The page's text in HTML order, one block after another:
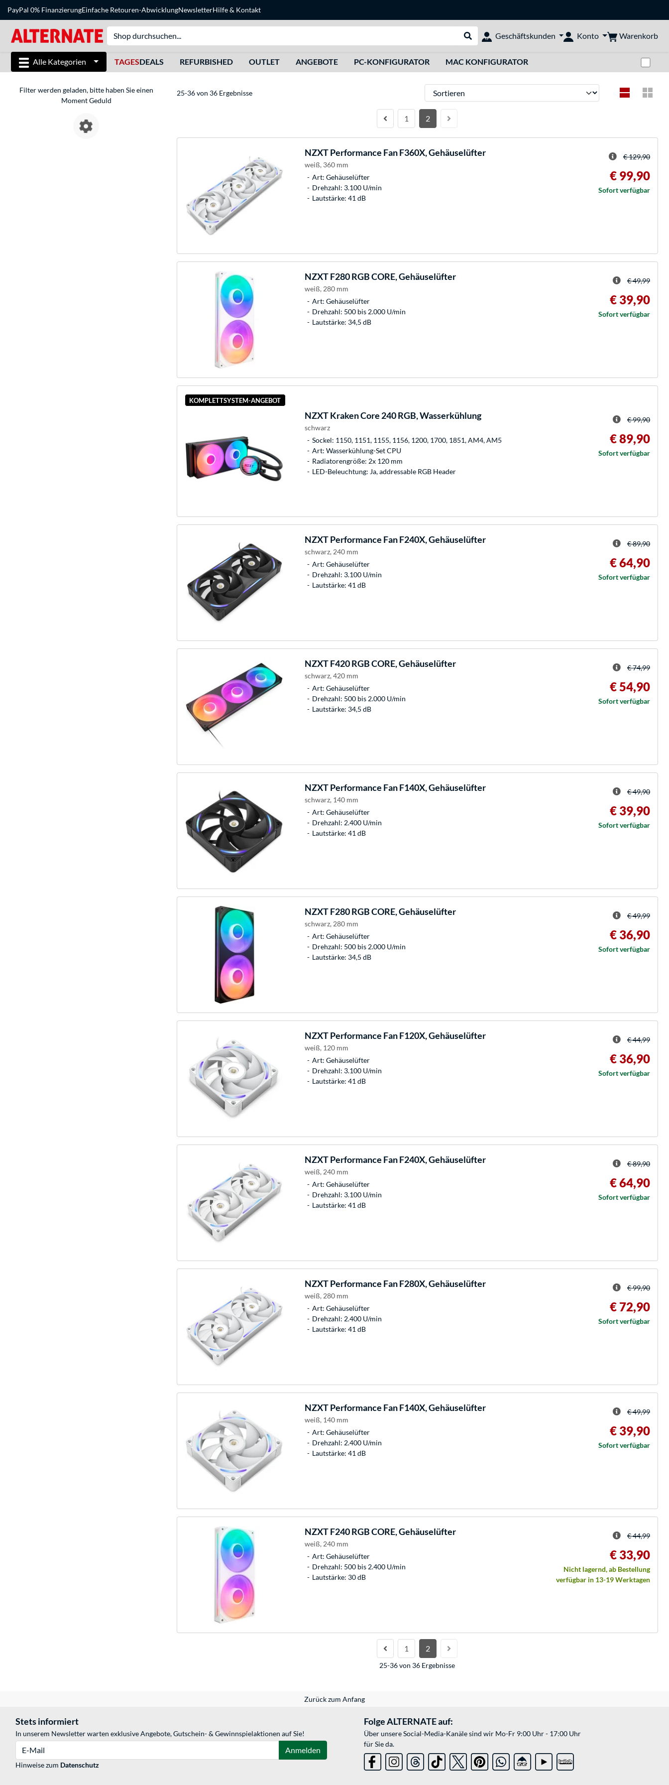
PayPal 0% FinanzierungEinfache Retouren-AbwicklungNewsletterHilfe& Kontakt
Suche durchführen
Geschäftskunden Konto Warenkorb
Alle Kategorien TAGESDEALS REFURBISHED OUTLET ANGEBOTE PC-KONFIGURATOR MAC KONFIGURATOR
Filter werden geladen, bitte haben Sie einen
Moment Geduld
25-36 von 36 Ergebnisse Sortieren
1 2
NZXTPerformance Fan F360X, Gehäuselüfter
weiß, 360 mm
Art: Gehäuselüfter
Drehzahl: 3.100 U/min
Lautstärke: 41 dB
€ 129,90
€ 99,90
Sofort verfügbar
NZXTF280 RGB CORE, Gehäuselüfter
weiß, 280 mm
Art: Gehäuselüfter
Drehzahl: 500 bis 2.000 U/min
Lautstärke: 34,5 dB
€ 49,99
€ 39,90
Sofort verfügbar
KOMPLETTSYSTEM-ANGEBOT
NZXTKraken Core 240 RGB, Wasserkühlung
schwarz
Sockel: 1150, 1151, 1155, 1156, 1200, 1700, 1851, AM4, AM5
Art: Wasserkühlung-Set CPU
Radiatorengröße: 2x 120 mm
LED-Beleuchtung: Ja, addressable RGB Header
€ 99,90
€ 89,90
Sofort verfügbar
NZXTPerformance Fan F240X, Gehäuselüfter
schwarz, 240 mm
Art: Gehäuselüfter
Drehzahl: 3.100 U/min
Lautstärke: 41 dB
€ 89,90
€ 64,90
Sofort verfügbar
NZXTF420 RGB CORE, Gehäuselüfter
schwarz, 420 mm
Art: Gehäuselüfter
Drehzahl: 500 bis 2.000 U/min
Lautstärke: 34,5 dB
€ 74,99
€ 54,90
Sofort verfügbar
NZXTPerformance Fan F140X, Gehäuselüfter
schwarz, 140 mm
Art: Gehäuselüfter
Drehzahl: 2.400 U/min
Lautstärke: 41 dB
€ 49,90
€ 39,90
Sofort verfügbar
NZXTF280 RGB CORE, Gehäuselüfter
schwarz, 280 mm
Art: Gehäuselüfter
Drehzahl: 500 bis 2.000 U/min
Lautstärke: 34,5 dB
€ 49,99
€ 36,90
Sofort verfügbar
NZXTPerformance Fan F120X, Gehäuselüfter
weiß, 120 mm
Art: Gehäuselüfter
Drehzahl: 3.100 U/min
Lautstärke: 41 dB
€ 44,99
€ 36,90
Sofort verfügbar
NZXTPerformance Fan F240X, Gehäuselüfter
weiß, 240 mm
Art: Gehäuselüfter
Drehzahl: 3.100 U/min
Lautstärke: 41 dB
€ 89,90
€ 64,90
Sofort verfügbar
NZXTPerformance Fan F280X, Gehäuselüfter
weiß, 280 mm
Art: Gehäuselüfter
Drehzahl: 2.400 U/min
Lautstärke: 41 dB
€ 99,90
€ 72,90
Sofort verfügbar
NZXTPerformance Fan F140X, Gehäuselüfter
weiß, 140 mm
Art: Gehäuselüfter
Drehzahl: 2.400 U/min
Lautstärke: 41 dB
€ 49,99
€ 39,90
Sofort verfügbar
NZXTF240 RGB CORE, Gehäuselüfter
weiß, 240 mm
Art: Gehäuselüfter
Drehzahl: 500 bis 2.400 U/min
Lautstärke: 30 dB
€ 44,99
€ 33,90
Nicht lagernd, ab Bestellung
verfügbar in 13-19 Werktagen
1 2
25-36 von 36 Ergebnisse
Zurück zum Anfang
Stets informiert
In unserem Newsletter warten exklusive Angebote, Gutschein- & Gewinnspielaktionen auf Sie!
E-Mail
Anmelden
Hinweise zum Datenschutz
Folge ALTERNATE auf:
Über unsere Social-Media-Kanäle sind wir Mo-Fr 9:00 Uhr - 17:00 Uhr
für Sie da.